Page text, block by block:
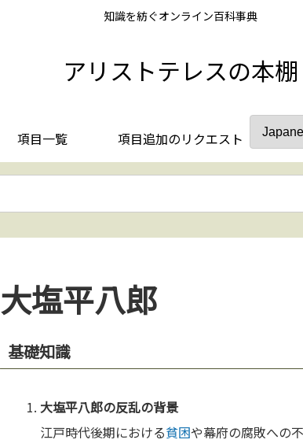
知識を紡ぐオンライン百科事典
アリストテレスの本棚
項目一覧 項目追加のリクエスト
大塩平八郎
基礎知識
大塩平八郎の反乱の背景
江戸時代後期における貧困や幕府の腐敗への